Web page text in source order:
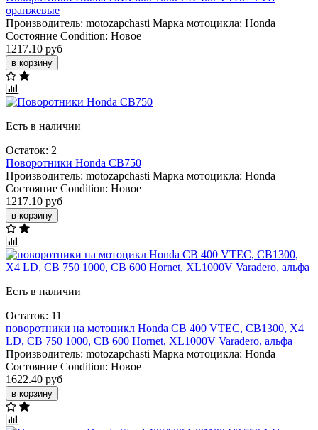
оранжевые
Производитель: motozapchasti Марка мотоцикла: Honda
Состояние Condition: Новое
1217.10 руб
в корзину
Есть в наличии
Остаток: 2
Поворотники Honda CB750
Производитель: motozapchasti Марка мотоцикла: Honda
Состояние Condition: Новое
1217.10 руб
в корзину
Есть в наличии
Остаток: 11
поворотники на мотоцикл Honda CB 400 VTEC, CB1300, X4
LD, CB 750 1000, CB 600 Hornet, XL1000V Varadero, альфа
Производитель: motozapchasti Марка мотоцикла: Honda
Состояние Condition: Новое
1622.40 руб
в корзину